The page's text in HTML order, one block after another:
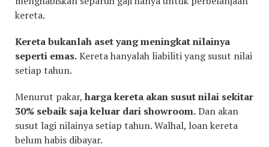
kereta.
Kereta bukanlah aset yang meningkat nilainya
seperti emas.Kereta hanyalah liabiliti yang susut nilai
setiap tahun.
Menurut pakar, harga kereta akan susut nilai sekitar
30% sebaik saja keluar dari showroom.Dan akan
susut lagi nilainya setiap tahun. Walhal, loan kereta
belum habis dibayar.